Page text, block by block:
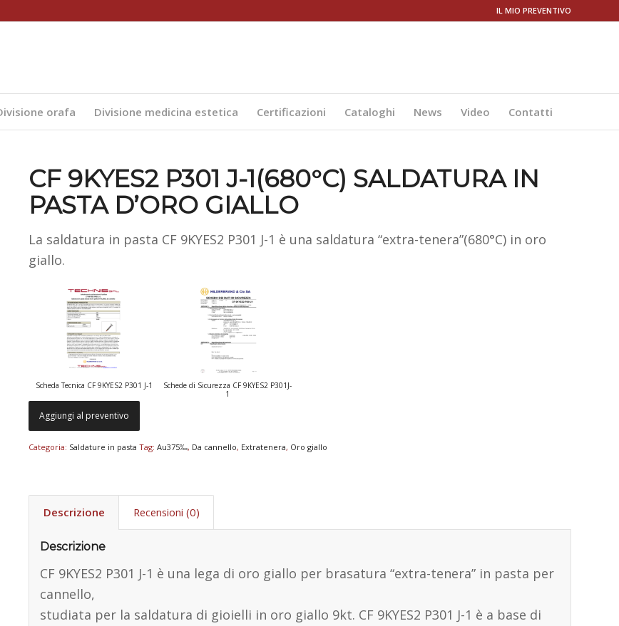
IL MIO PREVENTIVO
orafa Divisione medicina estetica Certificazioni Cataloghi News Video Contatti
CF 9KYES2 P301 J-1(680°C) SALDATURA IN
PASTA D’ORO GIALLO
La saldatura in pasta CF 9KYES2 P301 J-1 è una saldatura “extra-tenera”(680°C) in oro
giallo.
Scheda Tecnica CF 9KYES2 P301 J-1
Schede di Sicurezza CF 9KYES2 P301J-
1
Aggiungi al preventivo
Categoria: Saldature in pasta Tag:Au375‰, Da cannello, Extratenera, Oro giallo
Descrizione Recensioni (0)
Descrizione
CF 9KYES2 P301 J-1 è una lega di oro giallo per brasatura “extra-tenera” in pasta per
cannello,
studiata per la saldatura di gioielli in oro giallo 9kt. CF 9KYES2 P301 J-1 è a base di